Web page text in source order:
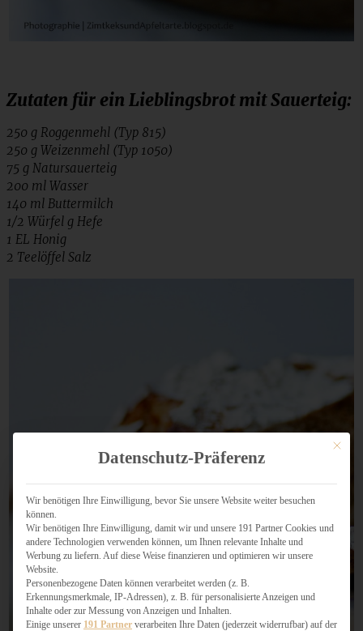
Zutaten für ein Lieblingsbrot mit Sauerteig:
250 g Roggenmehl (Typ 815)
250 g Weizenmehl (Typ 1050)
75 g Natursauerteig
200 ml Wasser
140 ml Buttermilch
1/2 Würfel g Hefe
1 EL Honig
2 Teelöffel Salz
Mit
Datenschutz-Präferenz
Wir benötigen Ihre Einwilligung, bevor Sie unsere Website weiter besuchen
können.
Wir benötigen Ihre Einwilligung, damit wir und unsere 191 Partner Cookies und
andere Technologien verwenden können, um Ihnen relevante Inhalte und
Werbung zu liefern. Auf diese Weise finanzieren und optimieren wir unsere
Website.
Personenbezogene Daten können verarbeitet werden (z. B.
Erkennungsmerkmale, IP-Adressen), z. B. für personalisierte Anzeigen und
Inhalte oder zur Messung von Anzeigen und Inhalten.
Einige unserer 191 Partner verarbeiten Ihre Daten (jederzeit widerrufbar) auf der